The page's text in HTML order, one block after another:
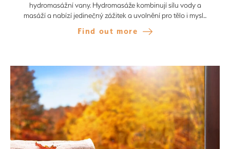
hydromasážní vany. Hydromasáže kombinují sílu vody a
masáží a nabízí jedinečný zážitek a uvolnění pro tělo i mysl...
Find out more